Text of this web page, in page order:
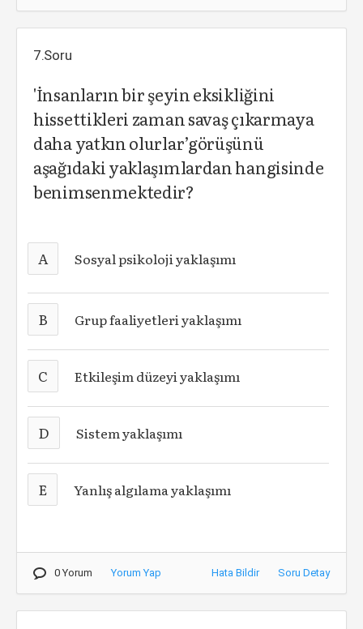
7.Soru
'İnsanların bir şeyin eksikliğini
hissettikleri zaman savaş çıkarmaya
daha yatkın olurlar’görüşünü
aşağıdaki yaklaşımlardan hangisinde
benimsenmektedir?
A Sosyal psikoloji yaklaşımı
B Grup faaliyetleri yaklaşımı
C Etkileşim düzeyi yaklaşımı
D Sistem yaklaşımı
E Yanlış algılama yaklaşımı
0 Yorum Yorum Yap Hata Bildir Soru Detay